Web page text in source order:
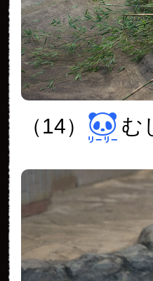
（14） む